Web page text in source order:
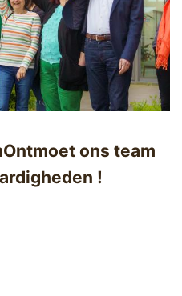
Ontmoet ons team
!